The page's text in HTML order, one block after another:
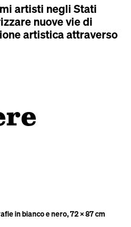
artisti negli Stati
nuove vie di
artistica attraverso
in bianco e nero, 72 × 87 cm